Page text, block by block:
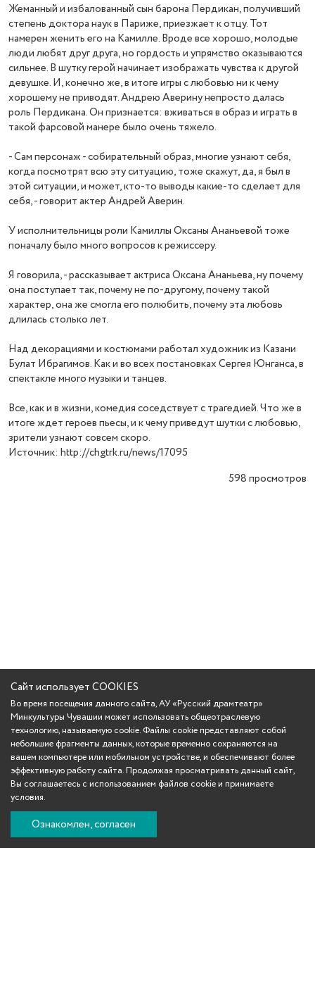
Жеманный и избалованный сын барона Пердикан, получивший
степень доктора наук в Париже, приезжает к отцу. Тот
намерен женить его на Камилле. Вроде все хорошо, молодые
люди любят друг друга, но гордость и упрямство оказываются
сильнее. В шутку герой начинает изображать чувства к другой
девушке. И, конечно же, в итоге игры с любовью ни к чему
хорошему не приводят. Андрею Аверину непросто далась
роль Пердикана. Он признается: вживаться в образ и играть в
такой фарсовой манере было очень тяжело.
- Сам персонаж - собирательный образ, многие узнают себя,
когда посмотрят всю эту ситуацию, тоже скажут, да, я был в
этой ситуации, и может, кто-то выводы какие-то сделает для
себя, - говорит актер Андрей Аверин.
У исполнительницы роли Камиллы Оксаны Ананьевой тоже
поначалу было много вопросов к режиссеру.
Я говорила, - рассказывает актриса Оксана Ананьева, ну почему
она поступает так, почему не по-другому, почему такой
характер, она же смогла его полюбить, почему эта любовь
длилась столько лет.
Над декорациями и костюмами работал художник из Казани
Булат Ибрагимов. Как и во всех постановках Сергея Юнганса, в
спектакле много музыки и танцев.
Все, как и в жизни, комедия соседствует с трагедией. Что же в
итоге ждет героев пьесы, и к чему приведут шутки с любовью,
зрители узнают совсем скоро.
Источник: http://chgtrk.ru/news/17095
598просмотров
Сайт использует COOKIES
Во время посещения данного сайта, АУ «Русский драмтеатр»
Минкультуры Чувашии может использовать общеотраслевую
технологию, называемую cookie. Файлы cookie представляют собой
небольшие фрагменты данных, которые временно сохраняются на
вашем компьютере или мобильном устройстве, и обеспечивают более
эффективную работу сайта. Продолжая просматривать данный сайт,
Вы соглашаетесь с использованием файлов cookie и принимаете
условия.
Ознакомлен, согласен